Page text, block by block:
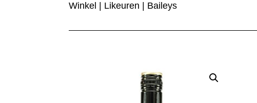
Winkel Likeuren | Baileys